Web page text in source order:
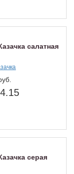
салатная
серая